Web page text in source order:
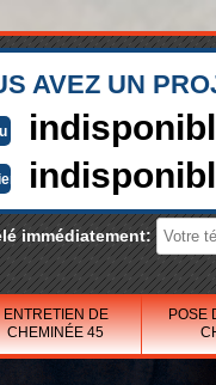
AVEZ UN
immédiatement:
ENTRETIEN DE
CHEMINÉE 45
POSE